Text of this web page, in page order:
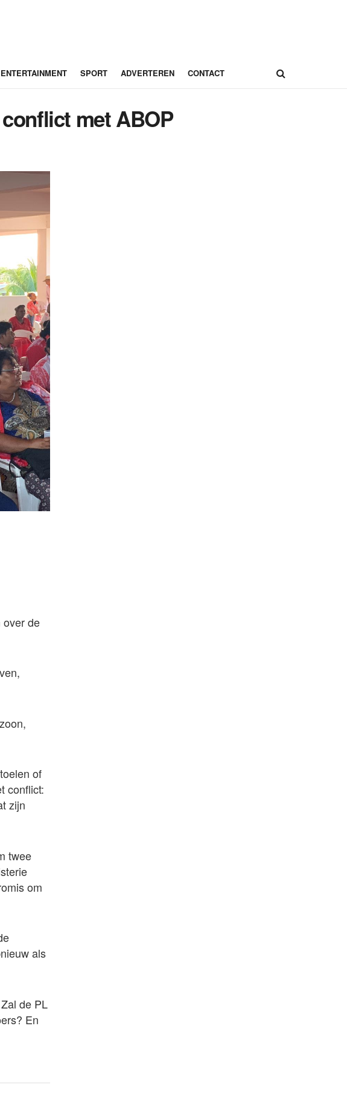
ENTERTAINMENT SPORT ADVERTEREN CONTACT
met ABOP
over de
of
conflict:
zijn
twee
om
als
de PL
En